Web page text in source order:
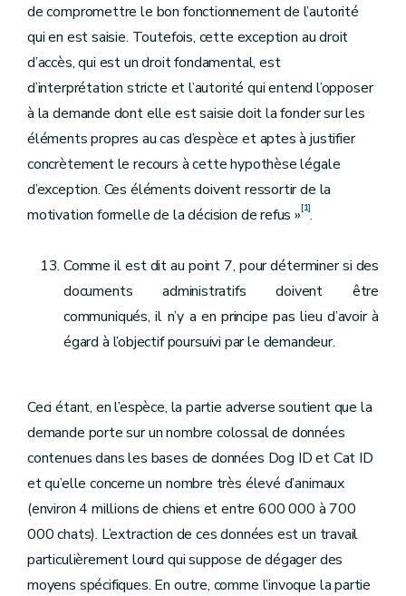
de compromettre le bon fonctionnement de l’autorité
qui en est saisie. Toutefois, cette exception au droit
d’accès, qui est un droit fondamental, est
d’interprétation stricte et l’autorité qui entend l’opposer
à la demande dont elle est saisie doit la fonder sur les
éléments propres au cas d’espèce et aptes à justifier
concrètement le recours à cette hypothèse légale
d’exception. Ces éléments doivent ressortir de la
motivation formelle de la décision de refus »[1].
Comme il est dit au point 7, pour déterminer si des
documents administratifs doivent être
communiqués, il n’y a en principe pas lieu d’avoir à
égard à l’objectif poursuivi par le demandeur.
Ceci étant, en l’espèce, la partie adverse soutient que la
demande porte sur un nombre colossal de données
contenues dans les bases de données Dog ID et Cat ID
et qu’elle concerne un nombre très élevé d’animaux
(environ 4 millions de chiens et entre 600 000 à 700
000 chats). L’extraction de ces données est un travail
particulièrement lourd qui suppose de dégager des
moyens spécifiques. En outre, comme l’invoque la partie